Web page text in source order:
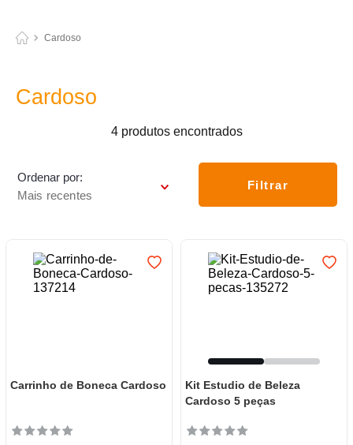
Cardoso
Cardoso
4 produtos
Ordenar por
Mais recentes
Filtrar
Carrinho de Boneca Cardoso
Kit Estudio de Beleza
Cardoso 5 peças
frigideira multiflon